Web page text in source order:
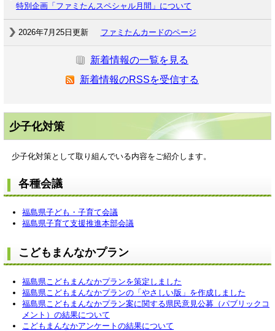
特別企画「ファミたんスペシャル月間」について
2026年7月25日更新 ファミたんカードのページ
新着情報の一覧を見る
新着情報のRSSを受信する
少子化対策
少子化対策として取り組んでいる内容をご紹介します。
各種会議
福島県子ども・子育て会議
福島県子育て支援推進本部会議
こどもまんなかプラン
福島県こどもまんなかプランを策定しました
福島県こどもまんなかプランの「やさしい版」を作成しました
福島県こどもまんなかプラン案に関する県民意見公募（パブリックコ
メント）の結果について
こどもまんなかアンケートの結果について